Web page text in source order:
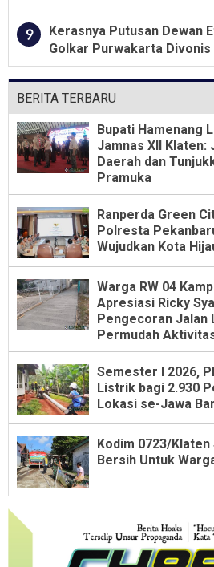
9
Kerasnya Putusan Dewan
Golkar Purwakarta
Dari Jabatan Selama
BERITA TERBARU
Bupati Hamenang
Jamnas XII Klaten:
Daerah dan
Pramuka
Ranperda Green
Polresta
Wujudkan Kota
Warga RW 04
Apresiasi Ricky
Pengecoran Jalan
Permudah
Semester I 2026,
Listrik bagi 2.930
Lokasi se-Jawa
Kodim 0723/
Bersih Untuk